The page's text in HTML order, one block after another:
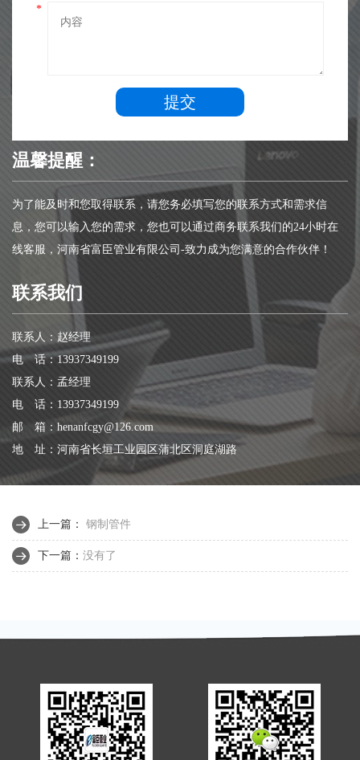
*
提交
温馨提醒：
为了能及时和您取得联系，请您务必填写您的联系方式和需求信
息，您可以输入您的需求，您也可以通过商务联系我们的24小时在
线客服，河南省富臣管业有限公司-致力成为您满意的合作伙伴！
联系我们
联系人：赵经理
电 话：13937349199
联系人：孟经理
电 话：13937349199
邮 箱：henanfcgy@126.com
地 址：河南省长垣工业园区蒲北区洞庭湖路
上一篇： 钢制管件
下一篇： 没有了